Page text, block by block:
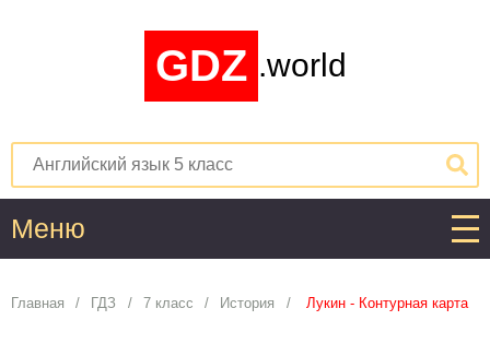
GDZ .world
Меню
Главная ГДЗ 7 класс История Лукин - Контурная карта